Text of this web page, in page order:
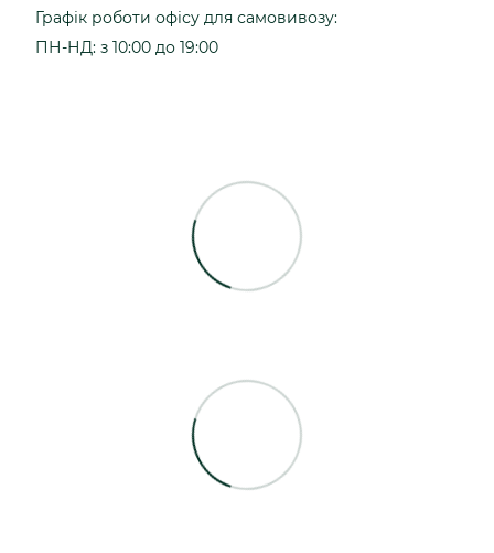
Графік роботи офісу для самовивозу:
ПН-НД: з 10:00 до 19:00